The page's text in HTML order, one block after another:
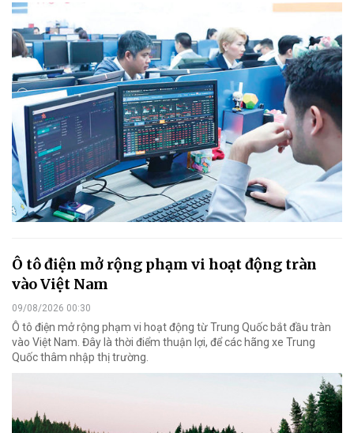
Ô tô điện mở rộng phạm vi hoạt động tràn
vào Việt Nam
09/08/2026 00:30
Ô tô điện mở rộng phạm vi hoạt động từ Trung Quốc bắt đầu tràn
vào Việt Nam. Đây là thời điểm thuận lợi, để các hãng xe Trung
Quốc thâm nhập thị trường.